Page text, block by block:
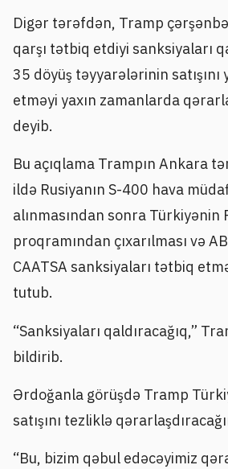
Digər tərəfdən, Tramp
qarşı tətbiq etdiyi sanksiyaları
35 döyüş təyyarələrinin
etməyi yaxın zamanlarda
deyib.
Bu açıqlama Trampın Ankara
ildə Rusiyanın S-400 hava
alınmasından sonra Türkiyənin
proqramından çıxarılması və
CAATSA sanksiyaları tətbiq
tutub.
“Sanksiyaları qaldıracağıq,”
bildirib.
Ərdoğanla görüşdə Tramp
satışını tezliklə
“Bu, bizim qəbul edəcəyimiz